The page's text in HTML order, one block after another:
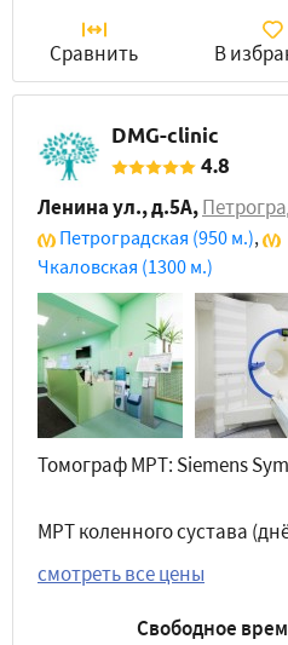
Сравнить В
DMG-clinic
4.8
Ленина ул., д.5А,
Петроградская (950 м.),
Чкаловская (1300 м.)
Томограф МРТ: Siemens
МРТ коленного сустава
смотреть все цены
Свободное